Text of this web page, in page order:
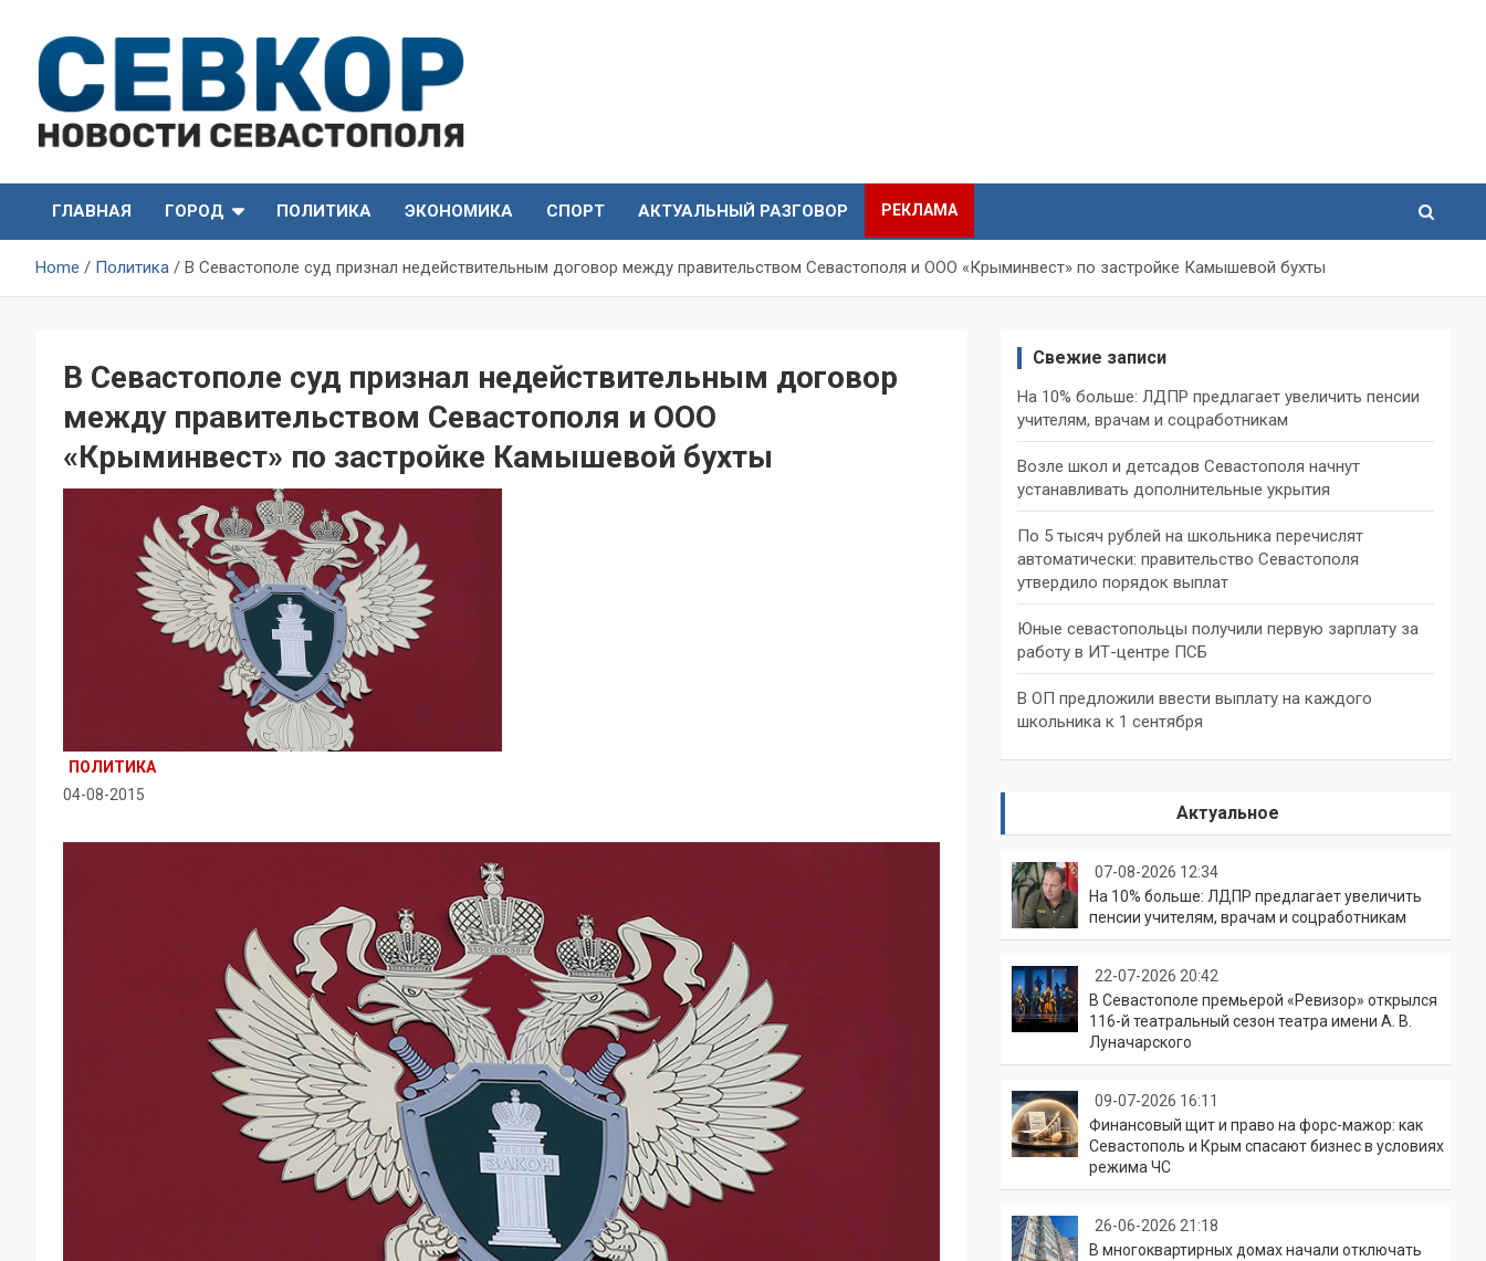
content
СевКор — Новости
Севастополя
Севастополя
ГЛАВНАЯ
ГОРОД ПОЛИТИКА ЭКОНОМИКА СПОРТ АКТУАЛЬНЫЙ РАЗГОВОР РЕКЛАМА
Home Политика В Севастополе суд признал недействительным договор между правительством Севастополя и ООО «Крыминвест» по застройке Камышевой бухты
В Севастополе суд признал недействительным договор
между правительством Севастополя и ООО
«Крыминвест» по застройке Камышевой бухты
ПОЛИТИКА
04-08-2015
Свежие записи
На 10% больше: ЛДПР предлагает увеличить пенсии
учителям, врачам и соцработникам
Возле школ и детсадов Севастополя начнут
устанавливать дополнительные укрытия
По 5 тысяч рублей на школьника перечислят
автоматически: правительство Севастополя
утвердило порядок выплат
Юные севастопольцы получили первую зарплату за
работу в ИТ-центре ПСБ
В ОП предложили ввести выплату на каждого
школьника к 1 сентября
Актуальное
07-08-2026 12:34
На 10% больше: ЛДПР предлагает увеличить
пенсии учителям, врачам и соцработникам
22-07-2026 20:42
В Севастополе премьерой «Ревизор» открылся
116-й театральный сезон театра имени А. В.
Луначарского
09-07-2026 16:11
Финансовый щит и право на форс-мажор: как
Севастополь и Крым спасают бизнес в условиях
режима ЧС
26-06-2026 21:18
В многоквартирных домах начали отключать